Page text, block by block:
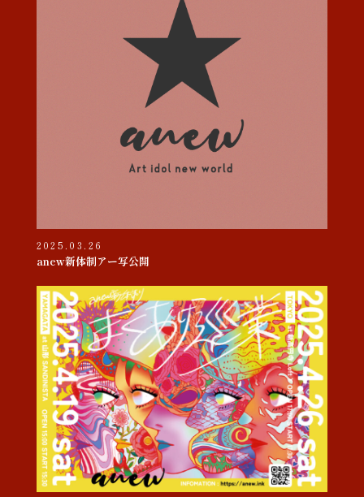
2025.03.26
anew新体制アー写公開